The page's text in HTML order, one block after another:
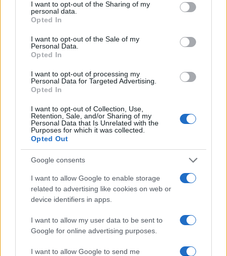
not limited to your visit or usage behaviour. You may click to
grant or deny consent to Google and its third-party tags to
use your data for below specified purposes in below Google
consent section.
I want to opt-out of the Sharing of my
personal data.
Opted In
I want to opt-out of the Sale of my
Personal Data.
Opted In
I want to opt-out of processing my
Personal Data for Targeted Advertising.
Opted In
I want to opt-out of Collection, Use,
Retention, Sale, and/or Sharing of my
Personal Data that Is Unrelated with the
Purposes for which it was collected.
Opted Out
Google consents
I want to allow Google to enable storage
related to advertising like cookies on web or
device identifiers in apps.
I want to allow my user data to be sent to
Google for online advertising purposes.
I want to allow Google to send me
ce
b
o
o
k
it
te
r
te
re
st
s
p
p
re
Prossimo articolo
NOTIZIE RECENTI
Le previsioni meteo per il weekend a Olbia e in
Gallura
Michelle Hunziker in Gallura, bella anche dal
vivo: un amico vip svela come fa
Calangianus, dopo le polemiche il centro
accoglienza minori chiude
Olbia, divieto di sosta contro spaccio e degrado:
esplode la protesta